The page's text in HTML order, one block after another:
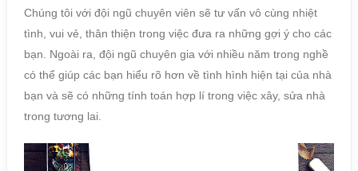
Chúng tôi với đội ngũ chuyên viên sẽ tư vấn vô cùng nhiệt
tình, vui vẻ, thân thiện trong việc đưa ra những gợi ý cho các
bạn. Ngoài ra, đội ngũ chuyên gia với nhiều năm trong nghề
có thể giúp các bạn hiểu rõ hơn về tình hình hiện tại của nhà
bạn và sẽ có những tính toán hợp lí trong việc xây, sửa nhà
trong tương lai.